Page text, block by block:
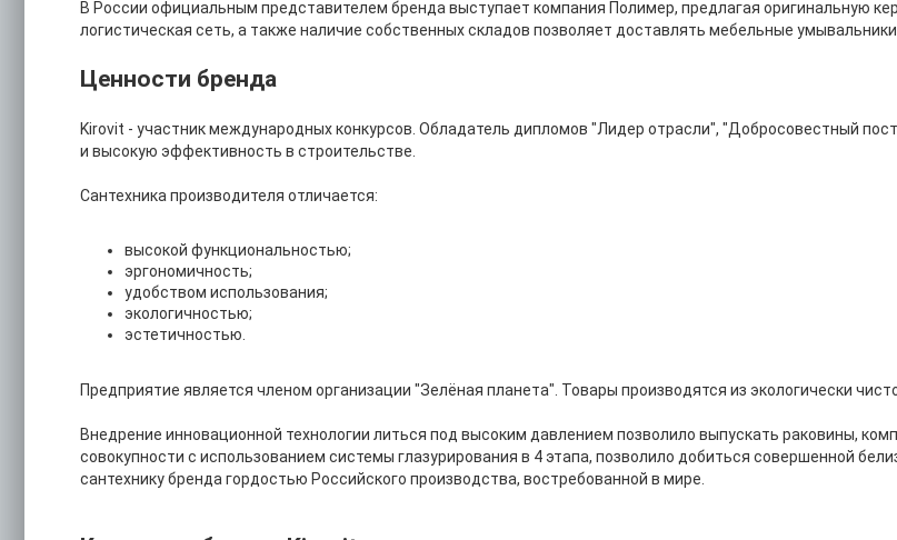
В России официальным представителем бренда выступает компания Полимер, предлагая оригинальную
логистическая сеть, а также наличие собственных складов позволяет доставлять мебельные
Ценности бренда
Kirovit - участник международных конкурсов. Обладатель дипломов "Лидер отрасли", "Добросовестный
и высокую эффективность в строительстве.
Сантехника производителя отличается:
высокой функциональностью;
эргономичность;
удобством использования;
экологичностью;
эстетичностью.
Предприятие является членом организации "Зелёная планета". Товары производятся из экологически
Внедрение инновационной технологии литься под высоким давлением позволило выпускать раковины,
совокупности с использованием системы глазурирования в 4 этапа, позволило добиться совершенной
сантехнику бренда гордостью Российского производства, востребованной в мире.